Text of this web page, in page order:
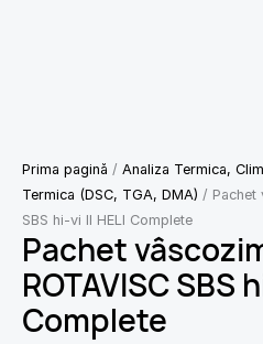
Prima pagină / Analiza Termica,
Termica (DSC, TGA, DMA) / Pachet
SBS hi-vi II HELI Complete
Pachet
ROTAVISC SBS
Complete